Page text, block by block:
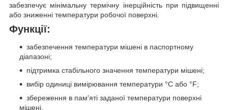
забезпечує мінімальну термічну інерційність при підвищенні
або зниженні температури робочої поверхні.
Функції:
забезпечення температури мішені в паспортному
діапазоні;
підтримка стабільного значення температури мішені;
вибір одиниці вимірювання температури °С або °F;
збереження в пам'яті заданої температури поверхні
мішені.